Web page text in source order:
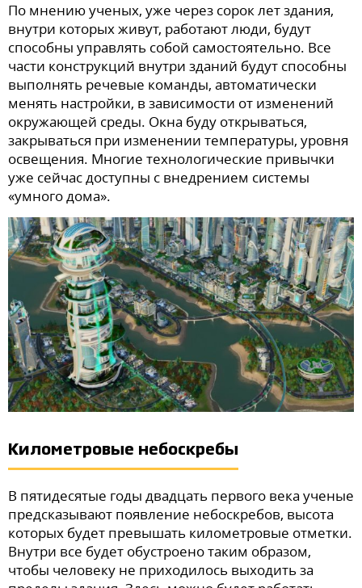
По мнению ученых, уже через сорок лет здания,
внутри которых живут, работают люди, будут
способны управлять собой самостоятельно. Все
части конструкций внутри зданий будут способны
выполнять речевые команды, автоматически
менять настройки, в зависимости от изменений
окружающей среды. Окна буду открываться,
закрываться при изменении температуры, уровня
освещения. Многие технологические привычки
уже сейчас доступны с внедрением системы
«умного дома».
Километровые небоскребы
В пятидесятые годы двадцать первого века ученые
предсказывают появление небоскребов, высота
которых будет превышать километровые отметки.
Внутри все будет обустроено таким образом,
чтобы человеку не приходилось выходить за